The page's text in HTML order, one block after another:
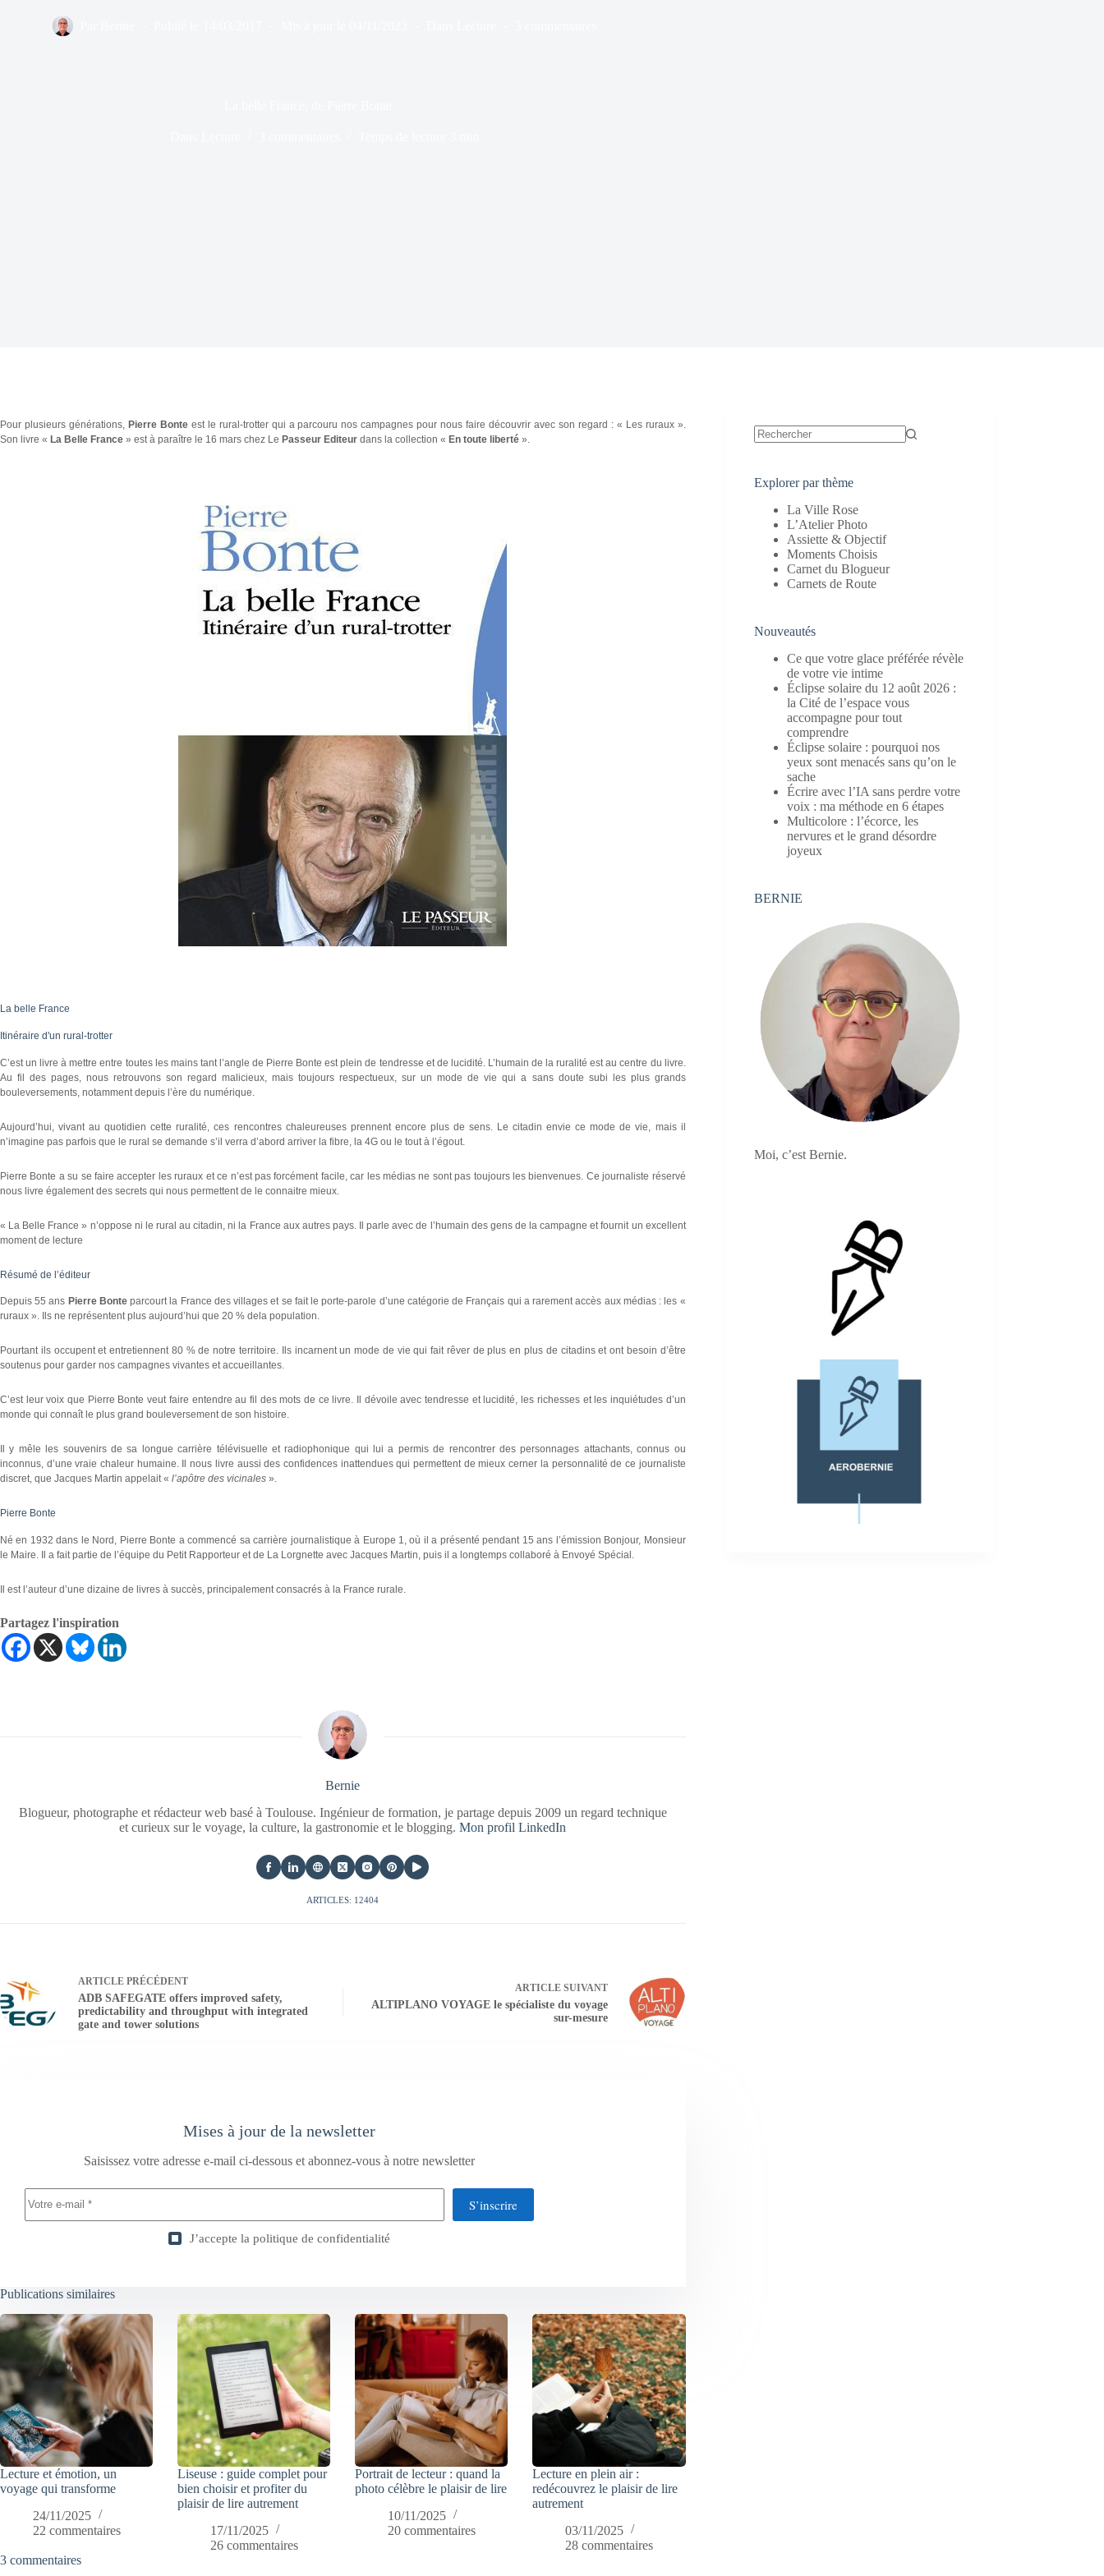
Pour plusieurs générations, Pierre Bonteest le rural-trotter qui a parcouru nos campagnes pour nous faire découvrir avec son regard : « Les ruraux ».
Son livre « La Belle France » est à paraître le 16 mars chez Le Passeur Editeur dans la collection « En toute liberté ».
La belle France
Itinéraire d'un rural-trotter
C’est un livre à mettre entre toutes les mains tant l’angle de Pierre Bonte est plein de tendresse et de lucidité. L’humain de la ruralité est au centre du livre.
Au fil des pages, nous retrouvons son regard malicieux, mais toujours respectueux, sur un mode de vie qui a sans doute subi les plus grands
bouleversements, notamment depuis l’ère du numérique.
Aujourd’hui, vivant au quotidien cette ruralité, ces rencontres chaleureuses prennent encore plus de sens. Le citadin envie ce mode de vie, mais il
n’imagine pas parfois que le rural se demande s’il verra d’abord arriver la fibre, la 4G ou le tout à l’égout.
Pierre Bonte a su se faire accepter les ruraux et ce n’est pas forcément facile, car les médias ne sont pas toujours les bienvenues. Ce journaliste réservé
nous livre également des secrets qui nous permettent de le connaitre mieux.
« La Belle France » n’oppose ni le rural au citadin, ni la France aux autres pays. Il parle avec de l’humain des gens de la campagne et fournit un excellent
moment de lecture
Résumé de l’éditeur
Depuis 55 ans Pierre Bonte parcourt la France des villages et se fait le porte-parole d’une catégorie de Français qui a rarement accès aux médias : les «
ruraux ». Ils ne représentent plus aujourd’hui que 20 % dela population.
Pourtant ils occupent et entretiennent 80 % de notre territoire. Ils incarnent un mode de vie qui fait rêver de plus en plus de citadins et ont besoin d’être
soutenus pour garder nos campagnes vivantes et accueillantes.
C’est leur voix que Pierre Bonte veut faire entendre au fil des mots de ce livre. Il dévoile avec tendresse et lucidité, les richesses et les inquiétudes d’un
monde qui connaît le plus grand bouleversement de son histoire.
Il y mêle les souvenirs de sa longue carrière télévisuelle et radiophonique qui lui a permis de rencontrer des personnages attachants, connus ou
inconnus, d’une vraie chaleur humaine. Il nous livre aussi des confidences inattendues qui permettent de mieux cerner la personnalité de ce journaliste
discret, que Jacques Martin appelait « l’apôtre des vicinales ».
Pierre Bonte
Né en 1932 dans le Nord, Pierre Bonte a commencé sa carrière journalistique à Europe 1, où il a présenté pendant 15 ans l’émission Bonjour, Monsieur
le Maire. Il a fait partie de l’équipe du Petit Rapporteur et de La Lorgnette avec Jacques Martin, puis il a longtemps collaboré à Envoyé Spécial.
Il est l’auteur d’une dizaine de livres à succès, principalement consacrés à la France rurale.
Partagez l'inspiration
Bernie
Blogueur, photographe et rédacteur web basé à Toulouse. Ingénieur de formation, je partage depuis 2009 un regard technique
et curieux sur le voyage, la culture, la gastronomie et le blogging.Mon profil LinkedIn
ARTICLES: 12404
ARTICLE PRÉCÉDENT
ADB SAFEGATE offers improved safety,
predictability and throughput with integrated
gate and tower solutions
ARTICLESUIVANT
ALTIPLANO VOYAGE le spécialiste du voyage
sur-mesure
Mises à jour de la newsletter
Saisissez votre adresse e-mail ci-dessous et abonnez-vous à notre newsletter
S’inscrire
J’accepte la politique de confidentialité
Publications similaires
Lecture et émotion, un
voyage qui transforme
24/11/2025
22 commentaires
Liseuse : guide complet pour
bien choisir et profiter du
plaisir de lire autrement
17/11/2025
26 commentaires
Portrait de lecteur : quand la
photo célèbre le plaisir de lire
10/11/2025
20 commentaires
Lecture en plein air :
redécouvrez le plaisir de lire
autrement
03/11/2025
28 commentaires
3 commentaires
Explorer par thème
La Ville Rose
L’Atelier Photo
Assiette & Objectif
Moments Choisis
Carnet du Blogueur
Carnets de Route
Nouveautés
Ce que votre glace préférée révèle
de votre vie intime
Éclipse solaire du 12 août 2026 :
la Cité de l’espace vous
accompagne pour tout
comprendre
Éclipse solaire : pourquoi nos
yeux sont menacés sans qu’on le
sache
Écrire avec l’IA sans perdre votre
voix : ma méthode en 6 étapes
Multicolore : l’écorce, les
nervures et le grand désordre
joyeux
BERNIE
Moi, c’est Bernie.